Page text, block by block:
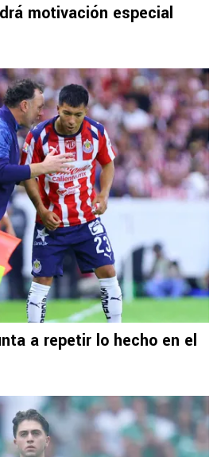
motivación especial
a repetir lo hecho en el